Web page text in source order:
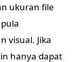
ukuran file
visual. Jika
hanya dapat